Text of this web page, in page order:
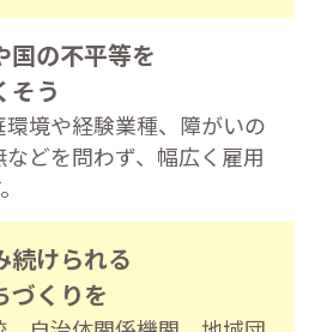
国の不平等を
そう
環境や経験業種、障がいの
などを問わず、幅広く雇用
続けられる
づくりを